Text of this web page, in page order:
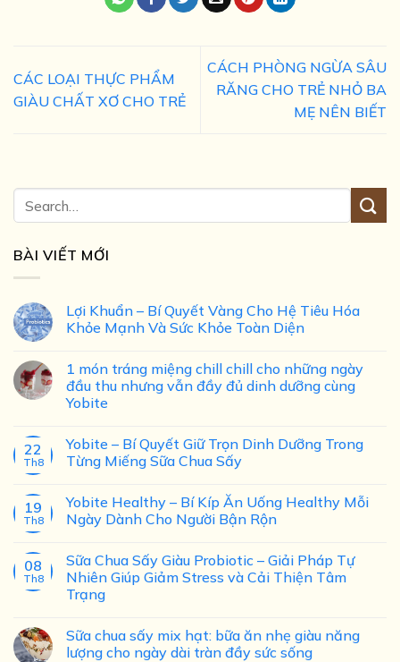
CÁC LOẠI THỰC PHẨM
GIÀU CHẤT XƠ CHO TRẺ
CÁCH PHÒNG NGỪA SÂU
RĂNG CHO TRẺ NHỎ BA
MẸ NÊN BIẾT
BÀI VIẾT MỚI
Lợi Khuẩn – Bí Quyết Vàng Cho Hệ Tiêu Hóa
Khỏe Mạnh Và Sức Khỏe Toàn Diện
1 món tráng miệng chill chill cho những ngày
đầu thu nhưng vẫn đầy đủ dinh dưỡng cùng
Yobite
22
Th8
Yobite – Bí Quyết Giữ Trọn Dinh Dưỡng Trong
Từng Miếng Sữa Chua Sấy
19
Th8
Yobite Healthy – Bí Kíp Ăn Uống Healthy Mỗi
Ngày Dành Cho Người Bận Rộn
08
Th8
Sữa Chua Sấy Giàu Probiotic – Giải Pháp Tự
Nhiên Giúp Giảm Stress và Cải Thiện Tâm
Trạng
Sữa chua sấy mix hạt: bữa ăn nhẹ giàu năng
lượng cho ngày dài tràn đầy sức sống